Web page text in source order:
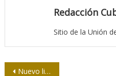
Redacción
Sitio de la Unión
Navegación
Nuevo libro de Pascual Serrano sobre los medios